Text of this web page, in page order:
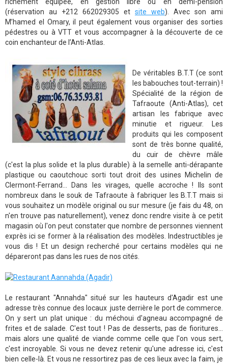
(réservation au +212 662029305 et site web). Avec son ami
M’hamed el Omary, il peut également vous organiser des sorties
pédestres ou à VTT et vous accompagner à la découverte de ce
coin enchanteur de l’Anti-Atlas.
De véritables B.T.T (ce sont
les babouches tout-terrain) !
Spécialité de la région de
Tafraoute (Anti-Atlas), cet
artisan les fabrique avec
minutie et rigueur. Les
produits qui les composent
sont de très bonne qualité,
du cuir de chèvre mâle
(c'est la plus solide et la plus durable) à la semelle anti-dérapante
plastique ou caoutchouc sorti tout droit des usines Michelin de
Clermont-Ferrand... Dans les virages, quelle accroche ! Ils sont
nombreux dans le souk de Tafraoute à fabriquer les B.T.T mais si
vous souhaitez un modèle original ou sur mesure (je fais du 48, on
n'en trouve pas naturellement), venez donc rendre visite à ce petit
magasin où l'on peut constater que nombre de personnes viennent
exprès ici se former à la réalisation des modèles. Indestructibles je
vous dis ! Et un design recherché pour certains modèles qui ne
dépareront pas dans les rues de nos cités.
Le restaurant "Annahda" situé sur les hauteurs d'Agadir est une
adresse très connue des locaux juste derrière le port de commerce.
On y sert un plat unique : du méchoui d'agneau accompagné de
frites et de salade. C'est tout ! Pas de desserts, pas de fioritures...
mais alors une qualité de viande comme celle que l'on vous sert,
c'est incroyable. Si vous ne devez retenir qu'une adresse ici, c'est
bien celle-là. Et vous ne ressortirez pas de ces lieux avec la faim, je